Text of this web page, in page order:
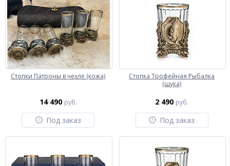
Стопки Патроны в чехле (кожа)
14 490 руб.
Под заказ
Стопка Трофейная Рыбалка
(щука)
2 490 руб.
Под заказ